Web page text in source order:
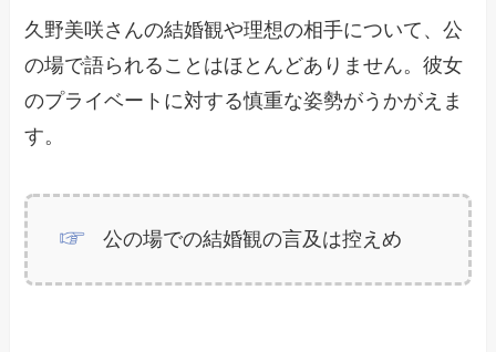
久野美咲さんの結婚観や理想の相手について、公
の場で語られることはほとんどありません。彼女
のプライベートに対する慎重な姿勢がうかがえま
す。
公の場での結婚観の言及は控えめ